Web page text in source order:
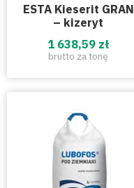
ESTA Kieserit GRAN
– kizeryt
1 638,59 zł
brutto za tonę